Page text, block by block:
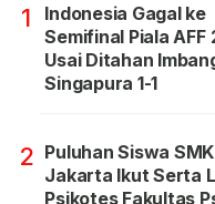
1
Indonesia Gagal ke
Semifinal Piala AFF
Usai Ditahan
Singapura 1-1
2 Puluhan Siswa
Jakarta Ikut Serta
Psikotes Fakultas